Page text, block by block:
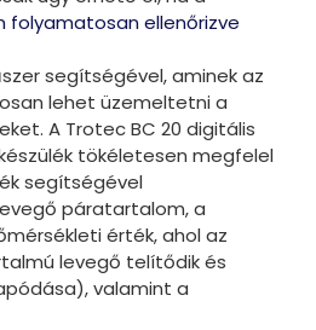
ellenőrizve
segítségével, aminek az
lehet üzemeltetni a
A Trotec BC 20 digitális
tökéletesen megfelel
segítségével
páratartalom, a
érték, ahol az
levegő telítődik és
valamint a